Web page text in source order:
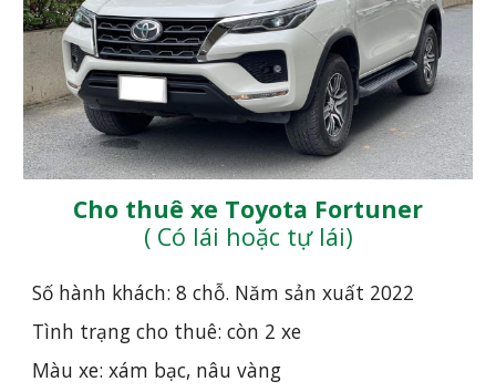
Cho thuê xe Toyota Fortuner
( Có lái hoặc tự lái)
Số hành khách: 8 chỗ. Năm sản xuất 2022
Tình trạng cho thuê: còn 2 xe
Màu xe: xám bạc, nâu vàng